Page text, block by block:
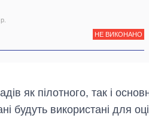
НЕ ВИКОНАНО
як пілотного, так і
будуть використані для